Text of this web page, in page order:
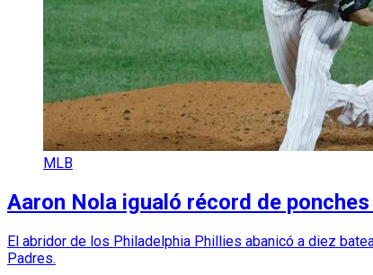
MLB
Aaron Nola igualó récord de
El abridor de los Philadelphia Phillies abanicó a diez
Padres.